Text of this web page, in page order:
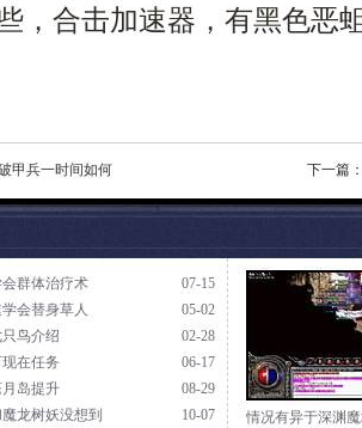
，合击加速器，有黑色恶
甲兵一时间如何 下一篇
07-15
群体治疗术
05-02
会替身草人
02-28
鸟介绍
06-17
在任务
08-29
岛提升
10-07
龙树妖没想到 情况有异于深渊